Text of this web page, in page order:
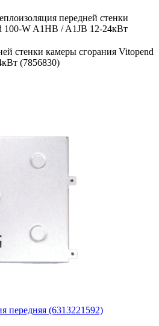
передней стенки
100-W A1HB / A1JB 12-24кВт
стенки камеры сгорания Vitopend
(7856830)